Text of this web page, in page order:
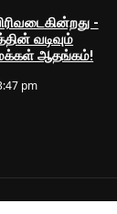
-
வடிவும்
மக்கள் ஆதங்கம்!
pm